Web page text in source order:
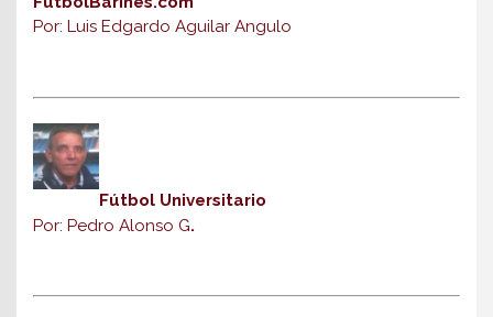
Por: Luis Edgardo Aguilar Angulo
Fútbol Universitario
Por: Pedro Alonso G.